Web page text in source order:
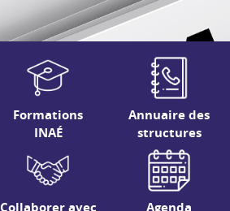
Formations
INAÉ
Annuaire des
structures
Collaborer avec
Agenda